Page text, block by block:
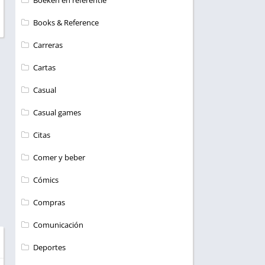
Books & Reference
Carreras
Cartas
Casual
Casual games
Citas
Comer y beber
Cómics
Compras
Comunicación
Deportes